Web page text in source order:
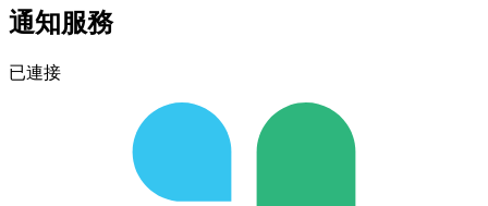
通知服務
已連接